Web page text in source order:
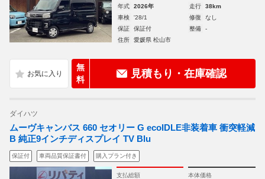
年式 2026年 走行
38km
車検
'28/1 修復
なし
保証
保証付 整備
-
住所
愛媛県 松山市
無
料
見積もり・在庫確認
ダイハツ
ムーヴキャンバス 660 セオリー G ecoIDLE非装着車 衝突軽減
B 純正9インチディスプレイ TV Blu
保証付 車両品質保証書付 購入プラン付き
支払総額 本体価格